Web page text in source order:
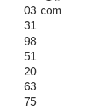
03
31
com
98
51
20
63
75